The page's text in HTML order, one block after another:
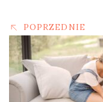
POPRZEDNIE